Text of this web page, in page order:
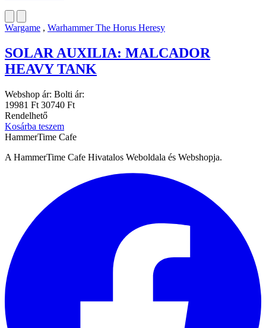
Wargame , Warhammer The Horus Heresy
SOLAR AUXILIA: MALCADOR
HEAVY TANK
Webshop ár: Bolti ár:
19981 Ft 30740 Ft
Rendelhető
Kosárba teszem
HammerTime Cafe
A HammerTime Cafe Hivatalos Weboldala és Webshopja.